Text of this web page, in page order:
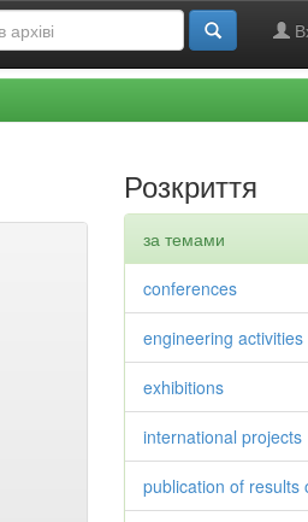
Розкриття
за темами
conferences
engineering activities
exhibitions
international projects
publication of results